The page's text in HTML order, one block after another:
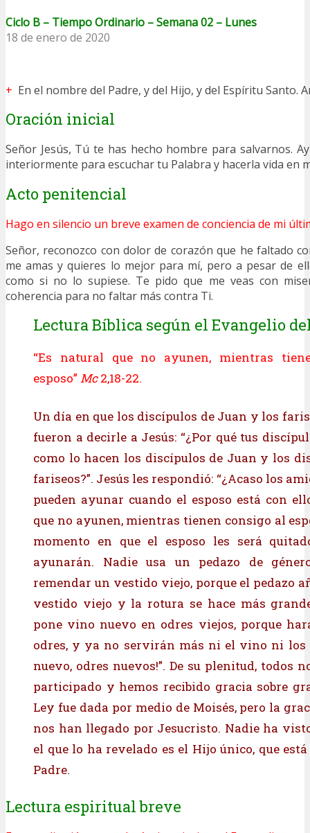
Ciclo B – Tiempo Ordinario – Semana 02 – Lunes
18 de enero de 2020
+ En el nombre del Padre, y del Hijo, y del Espíritu Santo.
Oración inicial
Señor Jesús, Tú te has hecho hombre para salvarnos.
interiormente para escuchar tu Palabra y hacerla vida en
Acto penitencial
Hago en silencio un breve examen de conciencia de mi
Señor, reconozco con dolor de corazón que he faltado
me amas y quieres lo mejor para mí, pero a pesar de
como si no lo supiese. Te pido que me veas con
coherencia para no faltar más contra Ti.
Lectura Bíblica según el Evangelio
“Es natural que no ayunen, mientras
esposo” Mc2,18-22.
Un día en que los discípulos de Juan y los
fueron a decirle a Jesús: “¿Por qué tus
como lo hacen los discípulos de Juan y los
fariseos?”. Jesús les respondió: “¿Acaso los
pueden ayunar cuando el esposo está con
que no ayunen, mientras tienen consigo al
momento en que el esposo les será
ayunarán. Nadie usa un pedazo de
remendar un vestido viejo, porque el pedazo
vestido viejo y la rotura se hace más
pone vino nuevo en odres viejos, porque
odres, y ya no servirán más ni el vino ni los
nuevo, odres nuevos!”. De su plenitud, todos
participado y hemos recibido gracia sobre
Ley fue dada por medio de Moisés, pero la
nos han llegado por Jesucristo. Nadie ha
el que lo ha revelado es el Hijo único, que
Padre.
Lectura espiritual breve